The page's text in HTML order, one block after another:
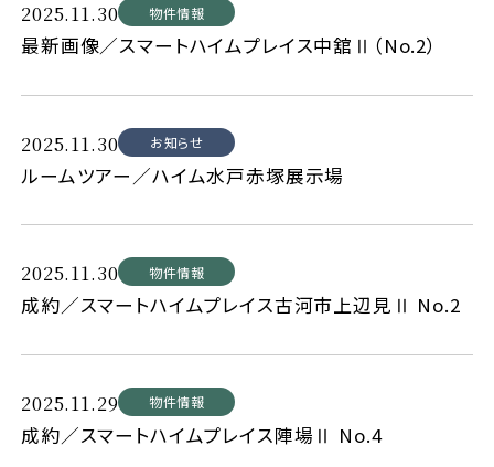
2025.11.30 物件情報
最新画像／スマートハイムプレイス中舘Ⅱ（No.2）
2025.11.30 お知らせ
ルームツアー／ハイム水戸赤塚展示場
2025.11.30 物件情報
成約／スマートハイムプレイス古河市上辺見Ⅱ No.2
2025.11.29 物件情報
成約／スマートハイムプレイス陣場Ⅱ No.4